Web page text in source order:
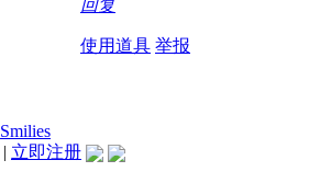
回复
使用道具 举报
Smilies
| 立即注册